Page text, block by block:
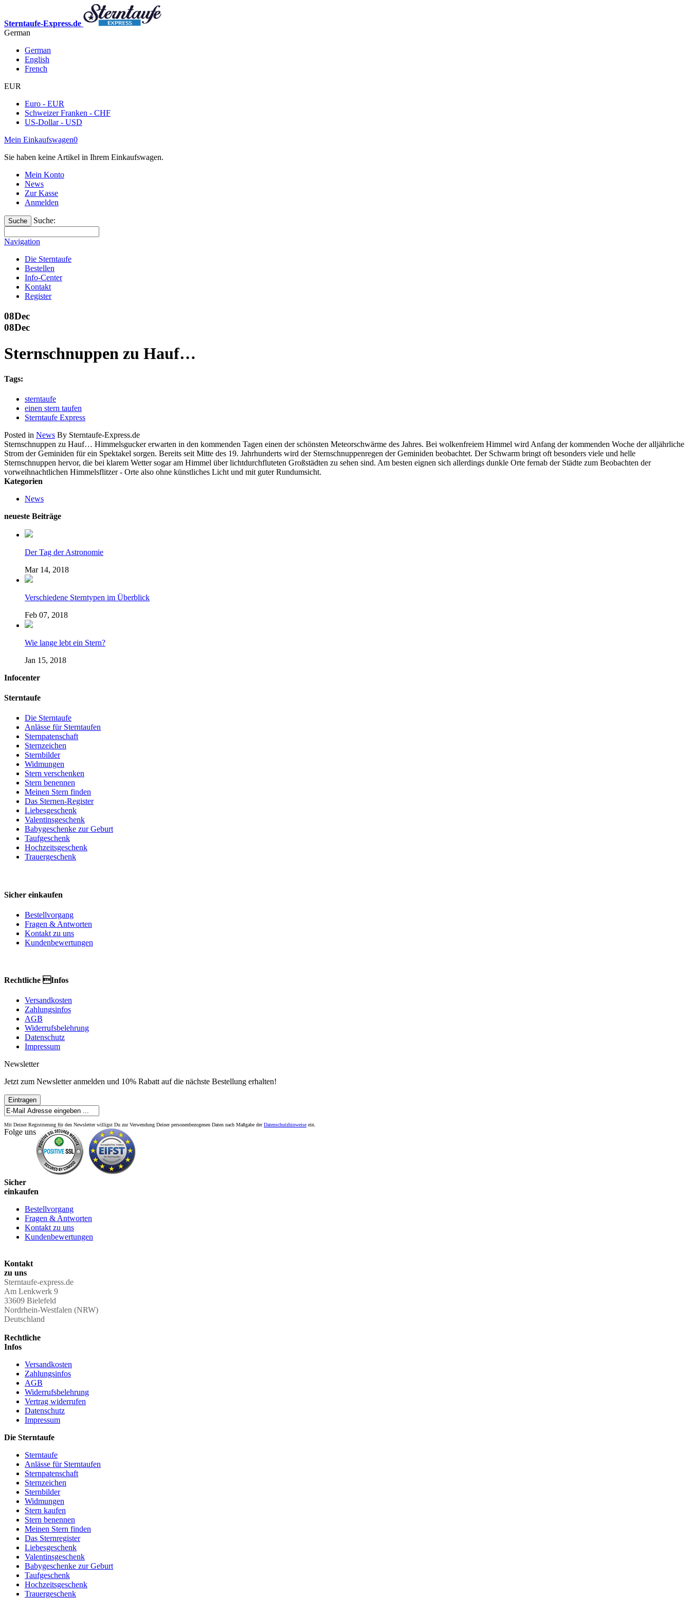
Sterntaufe-Express.de
German
German
English
French
EUR
Euro - EUR
Schweizer Franken - CHF
US-Dollar - USD
Mein Einkaufswagen0
Sie haben keine Artikel in Ihrem Einkaufswagen.
Mein Konto
News
Zur Kasse
Anmelden
Suche Suche:
Navigation
Die Sterntaufe
Bestellen
Info-Center
Kontakt
Register
08Dec
08Dec
Sternschnuppen zu Hauf…
Tags:
sterntaufe
einen stern taufen
Sterntaufe Express
Posted in News By Sterntaufe-Express.de
Sternschnuppen zu Hauf… Himmelsgucker erwarten in den kommenden Tagen einen der schönsten Meteorschwärme des Jahres. Bei wolkenfreiem Himmel wird Anfang der kommenden Woche der alljährliche
Strom der Geminiden für ein Spektakel sorgen. Bereits seit Mitte des 19. Jahrhunderts wird der Sternschnuppenregen der Geminiden beobachtet. Der Schwarm bringt oft besonders viele und helle
Sternschnuppen hervor, die bei klarem Wetter sogar am Himmel über lichtdurchfluteten Großstädten zu sehen sind. Am besten eignen sich allerdings dunkle Orte fernab der Städte zum Beobachten der
vorweihnachtlichen Himmelsflitzer - Orte also ohne künstliches Licht und mit guter Rundumsicht.
Kategorien
News
neueste Beiträge
Der Tag der Astronomie
Mar 14, 2018
Verschiedene Sterntypen im Überblick
Feb 07, 2018
Wie lange lebt ein Stern?
Jan 15, 2018
Infocenter
Sterntaufe
Die Sterntaufe
Anlässe für Sterntaufen
Sternpatenschaft
Sternzeichen
Sternbilder
Widmungen
Stern verschenken
Stern benennen
Meinen Stern finden
Das Sternen-Register
Liebesgeschenk
Valentinsgeschenk
Babygeschenke zur Geburt
Taufgeschenk
Hochzeitsgeschenk
Trauergeschenk
Sicher einkaufen
Bestellvorgang
Fragen & Antworten
Kontakt zu uns
Kundenbewertungen
Rechtliche Infos
Versandkosten
Zahlungsinfos
AGB
Widerrufsbelehrung
Datenschutz
Impressum
Newsletter
Jetzt zum Newsletter anmelden und 10% Rabatt auf die nächste Bestellung erhalten!
Eintragen
Mit Deiner Registrierung für den Newsletter willigst Du zur Verwendung Deiner personenbezogenen Daten nach Maßgabe derDatenschutzhinweise ein.
Folge uns
Sicher
einkaufen
Bestellvorgang
Fragen & Antworten
Kontakt zu uns
Kundenbewertungen
Kontakt
zu uns
Sterntaufe-express.de
Am Lenkwerk 9
33609 Bielefeld
Nordrhein-Westfalen (NRW)
Deutschland
Rechtliche
Infos
Versandkosten
Zahlungsinfos
AGB
Widerrufsbelehrung
Vertrag widerrufen
Datenschutz
Impressum
Die Sterntaufe
Sterntaufe
Anlässe für Sterntaufen
Sternpatenschaft
Sternzeichen
Sternbilder
Widmungen
Stern kaufen
Stern benennen
Meinen Stern finden
Das Sternregister
Liebesgeschenk
Valentinsgeschenk
Babygeschenke zur Geburt
Taufgeschenk
Hochzeitsgeschenk
Trauergeschenk